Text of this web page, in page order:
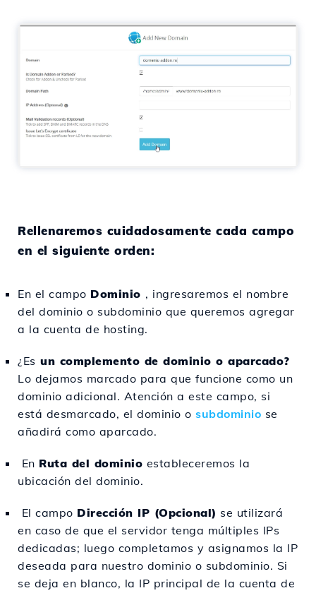
Rellenaremos cuidadosamente cada campo
en el siguiente orden:
En el campo Dominio , ingresaremos el nombre
del dominio o subdominio que queremos agregar
a la cuenta de hosting.
¿Es un complemento de dominio o aparcado?
Lo dejamos marcado para que funcione como un
dominio adicional. Atención a este campo, si
está desmarcado, el dominio o subdominio se
añadirá como aparcado.
En Ruta del dominio estableceremos la
ubicación del dominio.
El campo Dirección IP (Opcional) se utilizará
en caso de que el servidor tenga múltiples IPs
dedicadas; luego completamos y asignamos la IP
deseada para nuestro dominio o subdominio. Si
se deja en blanco, la IP principal de la cuenta de